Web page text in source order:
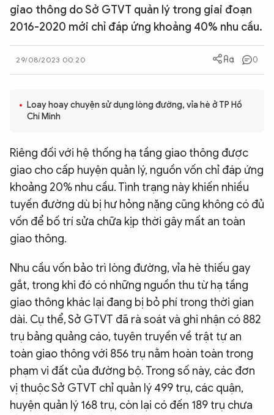
QUỐC TẾ
BẠN ĐỌC & CAND
ĐA PHƯƠNG TIỆN
eMagazine
Podcast
Video Ảnh
Infographic
Chuyên trangAn ninh thế giới
giao thông do Sở GTVT quản lý trong giai đoạn
2016-2020 mới chỉ đáp ứng khoảng 40% nhu cầu.
29/08/2023 00:20 0
Loay hoay chuyện sử dụng lòng đường, vỉa hè ở TP Hồ
Chí Minh
Riêng đối với hệ thống hạ tầng giao thông được
giao cho cấp huyện quản lý, nguồn vốn chỉ đáp ứng
khoảng 20% nhu cầu. Tình trạng này khiến nhiều
tuyến đường dù bị hư hỏng nặng cũng không có đủ
vốn để bố trí sửa chữa kịp thời gây mất an toàn
giao thông.
Nhu cầu vốn bảo trì lòng đường, vỉa hè thiếu gay
gắt, trong khi đó có những nguồn thu từ hạ tầng
giao thông khác lại đang bị bỏ phí trong thời gian
dài. Cụ thể, Sở GTVT đã rà soát và ghi nhận có 882
trụ bảng quảng cáo, tuyên truyền về trật tự an
toàn giao thông với 856 trụ nằm hoàn toàn trong
phạm vi đất của đường bộ. Trong số này, các đơn
vị thuộc Sở GTVT chỉ quản lý 499 trụ, các quận,
huyện quản lý 168 trụ, còn lại có đến 189 trụ chưa